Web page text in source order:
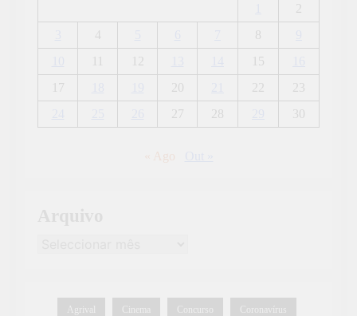
2
4 8
11 12 15
17
20 22
23
27 28 30
« Ago
Agrival Cinema Concurso Coronavírus